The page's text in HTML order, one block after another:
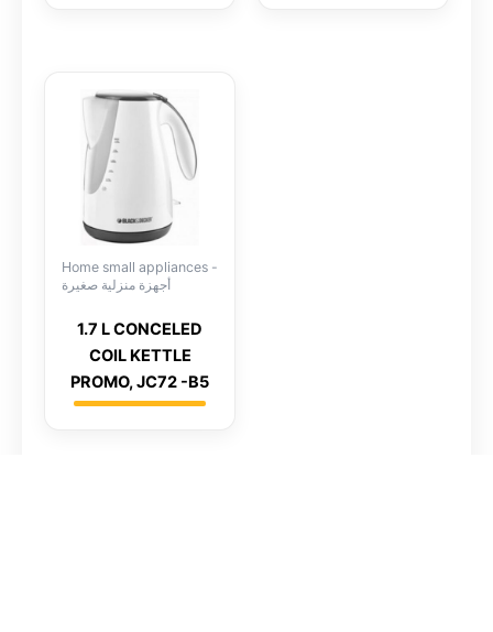
Home small appliances -
أجهزة منزلية صغيرة
1.7 L CONCELED
COIL KETTLE
PROMO, JC72 -B5